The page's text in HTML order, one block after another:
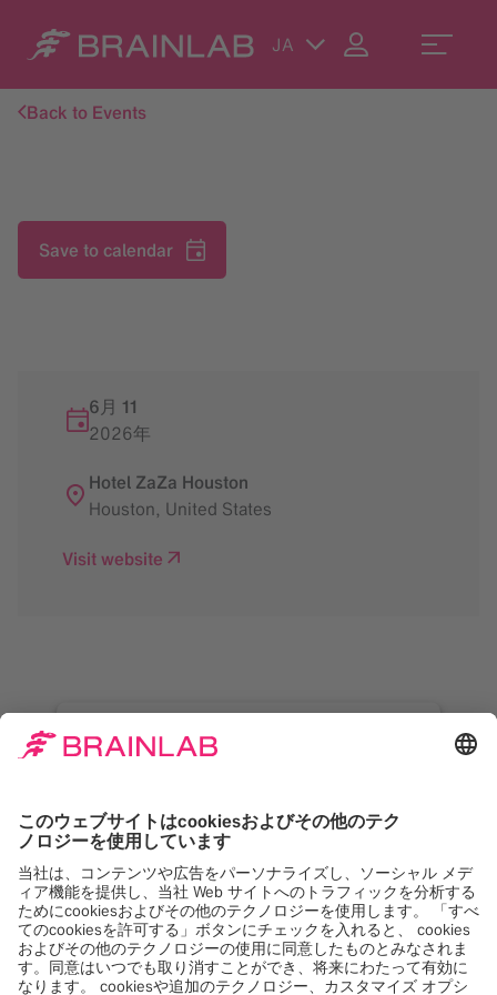
JA
Back to Events
Save to calendar
6月 11
2026年
Hotel ZaZa Houston
Houston, United States
Visit website
Google Maps サービス
をロードするには同意が
当社は Google Maps, を使用して、お客様のア
クティビティに関するデータを収集する可能性
のあるコンテンツを埋め込みます。このコンテ
ンツを表示するには、詳細を確認し、サービス
に同意してください。
詳しくは